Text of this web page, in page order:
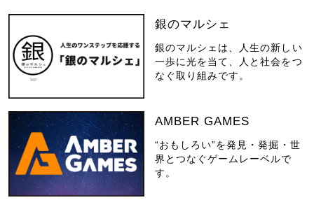
銀のマルシェ
銀のマルシェは、人生の新しい
一歩に光を当て、人と社会をつ
なぐ取り組みです。
AMBER GAMES
“おもしろい”を発見・発掘・世
界とつなぐゲームレーベルで
す。